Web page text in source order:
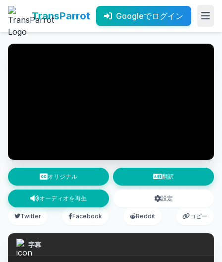
TransParrot Googleでログイン
オリジナル 翻訳
オーディオを再生 設定
Twitter Facebook Reddit コピー
字幕